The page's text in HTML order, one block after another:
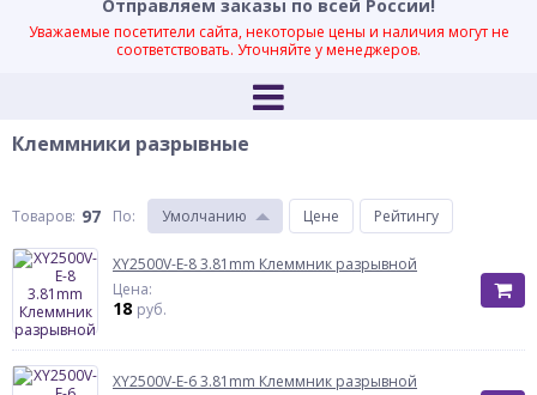
Отправляем заказы по всей России!
Уважаемые посетители сайта, некоторые цены и наличия могут не
соответствовать. Уточняйте у менеджеров.
Клеммники разрывные
Товаров: 97 По: Умолчанию Цене Рейтингу
XY2500V-E-8 3.81mm Клеммник разрывной
Цена:
18 руб.
XY2500V-E-6 3.81mm Клеммник разрывной